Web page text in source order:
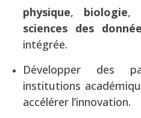
physique, biologie,
sciences des
intégrée.
Développer des
institutions
accélérer l’innovation.